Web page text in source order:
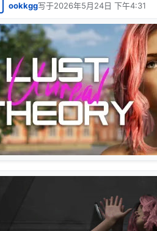
ookkgg写于2026年5月24日 下午4:31
最后由 编辑